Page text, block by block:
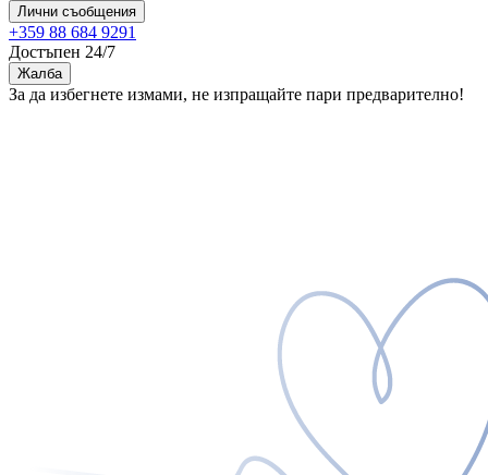
Лични съобщения
+359 88 684 9291
Достъпен 24/7
Жалба
За да избегнете измами, не изпращайте пари предварително!